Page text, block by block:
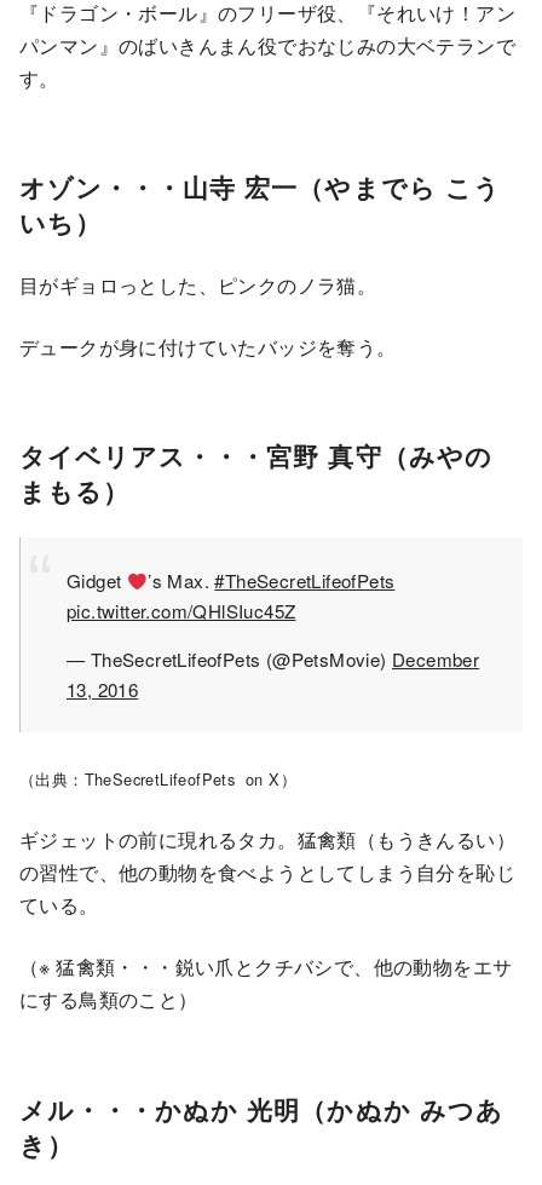
『ドラゴン・ボール』のフリーザ役、『それいけ！アン
パンマン』のばいきんまん役でおなじみの大ベテランで
す。
オゾン・・・山寺 宏一（やまでら こう
いち）
目がギョロっとした、ピンクのノラ猫。
デュークが身に付けていたバッジを奪う。
タイベリアス・・・宮野 真守（みやの
まもる）
Gidget ’s Max.#TheSecretLifeofPets
pic.twitter.com/QHlSIuc45Z
— TheSecretLifeofPets (@PetsMovie) December
13, 2016
（出典：TheSecretLifeofPets on X）
ギジェットの前に現れるタカ。猛禽類（もうきんるい）
の習性で、他の動物を食べようとしてしまう自分を恥じ
ている。
（※ 猛禽類・・・鋭い爪とクチバシで、他の動物をエサ
にする鳥類のこと）
メル・・・かぬか 光明（かぬか みつあ
き）